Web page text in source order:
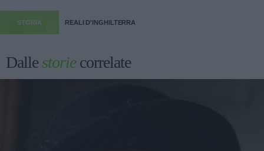
STORIA REALI D'INGHILTERRA
Dallestoriecorrelate